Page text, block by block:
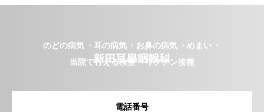
のどの病気 耳の病気 お鼻の病気
めまい
当院で行える検査
ワクチン接種
電話番号